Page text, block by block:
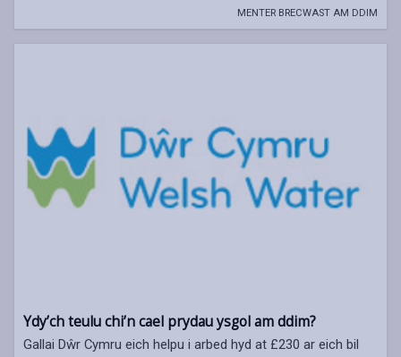
MENTER BRECWAST AM DDIM
Ydy’ch teulu chi’n cael prydau ysgol am ddim?
Gallai Dŵr Cymru eich helpu i arbed hyd at £230 ar eich bil